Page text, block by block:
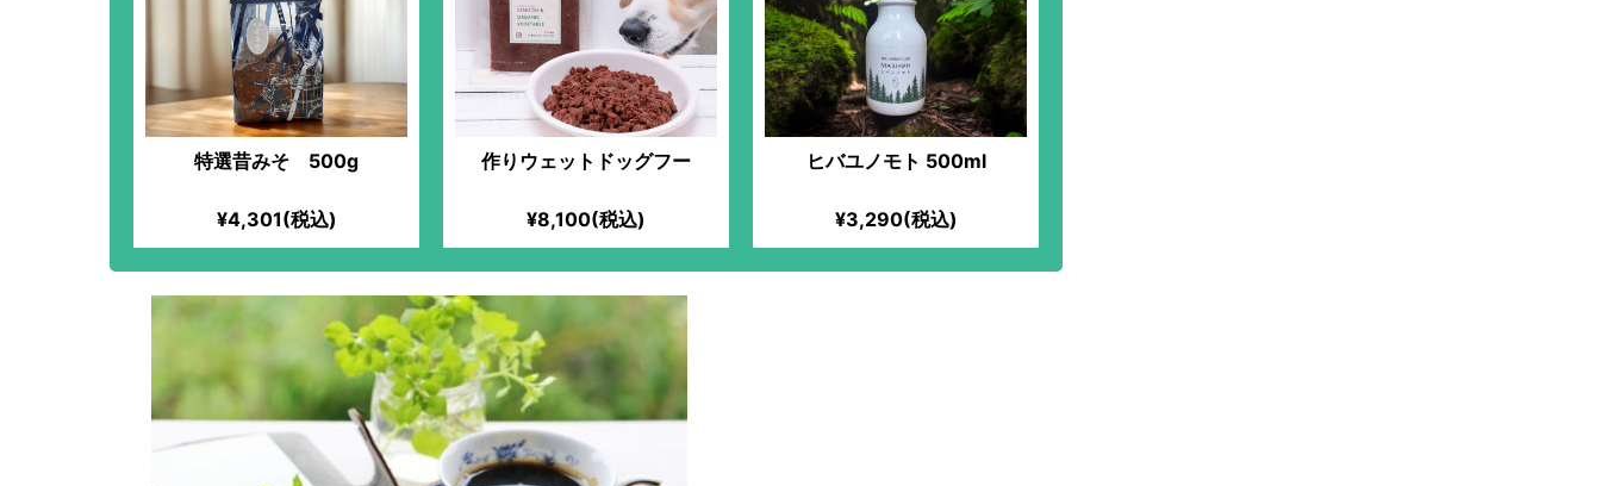
特選昔みそ 500g
¥4,301(税込)
作りウェットドッグフー
¥8,100(税込)
ヒバユノモト 500ml
¥3,290(税込)